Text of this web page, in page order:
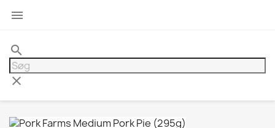

search
clear